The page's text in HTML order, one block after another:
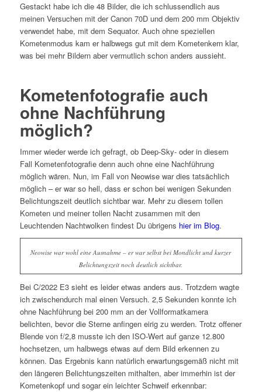
Gestackt habe ich die 48 Bilder, die ich schlussendlich aus
meinen Versuchen mit der Canon 70D und dem 200 mm Objektiv
verwendet habe, mit dem Sequator. Auch ohne speziellen
Kometenmodus kam er halbwegs gut mit dem Kometenkern klar,
was bei mehr Bildern aber vermutlich schon anders aussieht.
Kometenfotografie auch
ohne Nachführung
möglich?
Immer wieder werde ich gefragt, ob Deep-Sky- oder in diesem
Fall Kometenfotografie denn auch ohne eine Nachführung
möglich wären. Nun, im Fall von Neowise war dies tatsächlich
möglich – er war so hell, dass er schon bei wenigen Sekunden
Belichtungszeit deutlich sichtbar war. Mehr zu diesem tollen
Kometen und meiner tollen Nacht zusammen mit den
Leuchtenden Nachtwolken findest Du übrigens hier im Blog.
Neowise war wohl eine Ausnahme – er war selbst bei Mondlicht und kurzer
Belichtungszeit noch deutlich sichtbar.
Bei C/2022 E3 sieht es leider etwas anders aus. Trotzdem wagte
ich zwischendurch mal einen Versuch. 2,5 Sekunden konnte ich
ohne Nachführung bei 200 mm an der Vollformatkamera
belichten, bevor die Sterne anfingen eirig zu werden. Trotz offener
Blende von f/2,8 musste ich den ISO-Wert auf ganze 12.800
hochsetzen, um halbwegs etwas auf dem Bild erkennen zu
können. Das Ergebnis kann natürlich erwartungsgemäß nicht mit
den längeren Belichtungszeiten mithalten, aber immerhin ist der
Kometenkopf und sogar ein leichter Schweif erkennbar: